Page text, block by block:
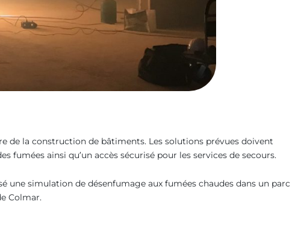
de la construction de bâtiments. Les solutions prévues doivent
ainsi qu’un accès sécurisé pour les services de secours.
une simulation de désenfumage aux fumées chaudes dans un parc
Colmar.